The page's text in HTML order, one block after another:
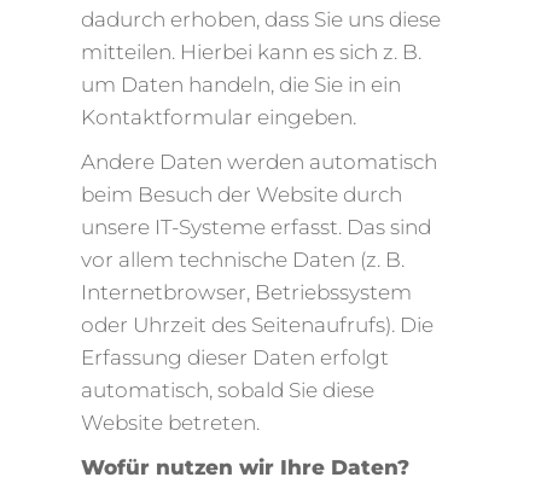
dadurch erhoben, dass Sie uns diese
mitteilen. Hierbei kann es sich z. B.
um Daten handeln, die Sie in ein
Kontaktformular eingeben.
Andere Daten werden automatisch
beim Besuch der Website durch
unsere IT-Systeme erfasst. Das sind
vor allem technische Daten (z. B.
Internetbrowser, Betriebssystem
oder Uhrzeit des Seitenaufrufs). Die
Erfassung dieser Daten erfolgt
automatisch, sobald Sie diese
Website betreten.
Wofür nutzen wir Ihre Daten?